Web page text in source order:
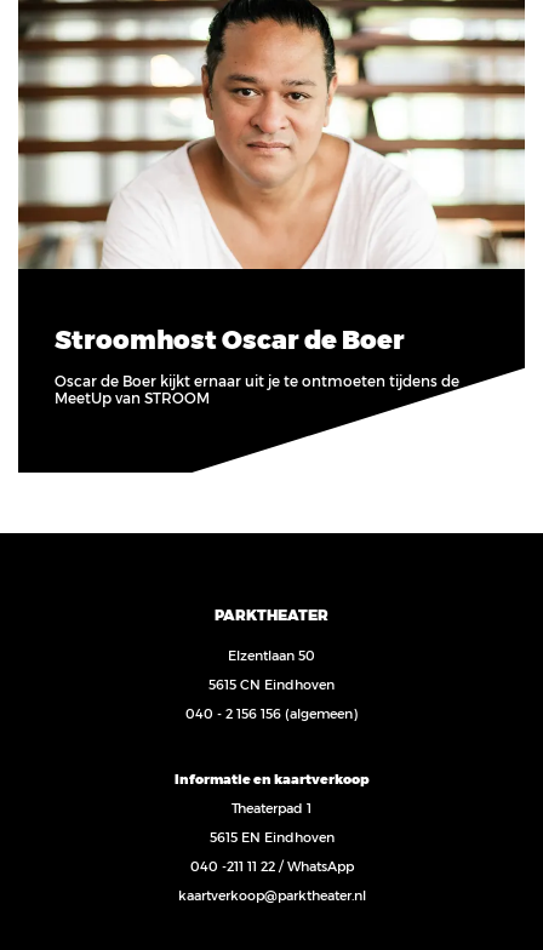
Stroomhost Oscar de Boer
Oscar de Boer kijkt ernaar uit je te ontmoeten tijdens de
MeetUp van STROOM
PARKTHEATER
Elzentlaan 50
5615 CN Eindhoven
040 - 2 156 156 (algemeen)
Informatie en kaartverkoop
Theaterpad 1
5615 EN Eindhoven
040 -211 11 22/WhatsApp
kaartverkoop@parktheater.nl